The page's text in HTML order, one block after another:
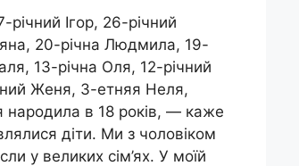
річний Ігор, 26-річний
20-річна Людмила, 19-
13-річна Оля, 12-річний
Женя, 3-етняя Неля,
народила в 18 років, — каже
діти. Ми з чоловіком
у великих сім’ях. У моїй